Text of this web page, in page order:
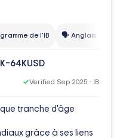
de l'IB 🗣️ Anglais
USD
✓Verified Sep 2025 · IB
tranche d'âge
grâce à ses liens